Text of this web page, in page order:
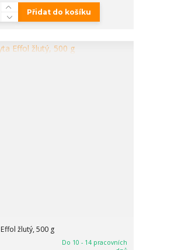
Přidat do košíku
žlutý, 500 g
Do 10 - 14 pracovních